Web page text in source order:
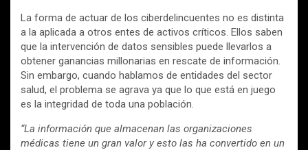
La forma de actuar de los ciberdelincuentes no es distinta
a la aplicada a otros entes de activos críticos. Ellos saben
que la intervención de datos sensibles puede llevarlos a
obtener ganancias millonarias en rescate de información.
Sin embargo, cuando hablamos de entidades del sector
salud, el problema se agrava ya que lo que está en juego
es la integridad de toda una población.
“La información que almacenan las organizaciones
médicas tiene un gran valor y esto las ha convertido en un